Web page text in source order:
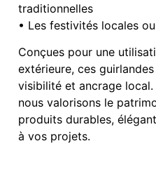
traditionnelles
• Les festivités locales
Conçues pour une
extérieure, ces
visibilité et ancrage
nous valorisons le
produits durables,
à vos projets.